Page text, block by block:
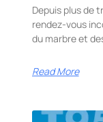
Depuis plus de
rendez-vous
du marbre et
Read More